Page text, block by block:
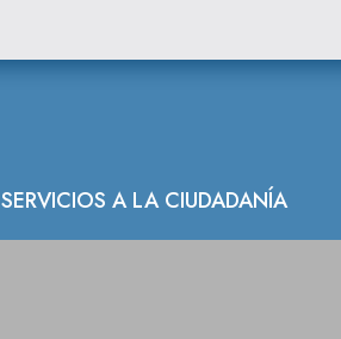
SERVICIOS A LA CIUDADANÍA